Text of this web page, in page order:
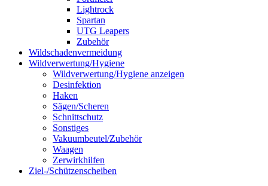
Lightrock
Spartan
UTG Leapers
Zubehör
Wildschadenvermeidung
Wildverwertung/Hygiene
Wildverwertung/Hygiene anzeigen
Desinfektion
Haken
Sägen/Scheren
Schnittschutz
Sonstiges
Vakuumbeutel/Zubehör
Waagen
Zerwirkhilfen
Ziel-/Schützenscheiben